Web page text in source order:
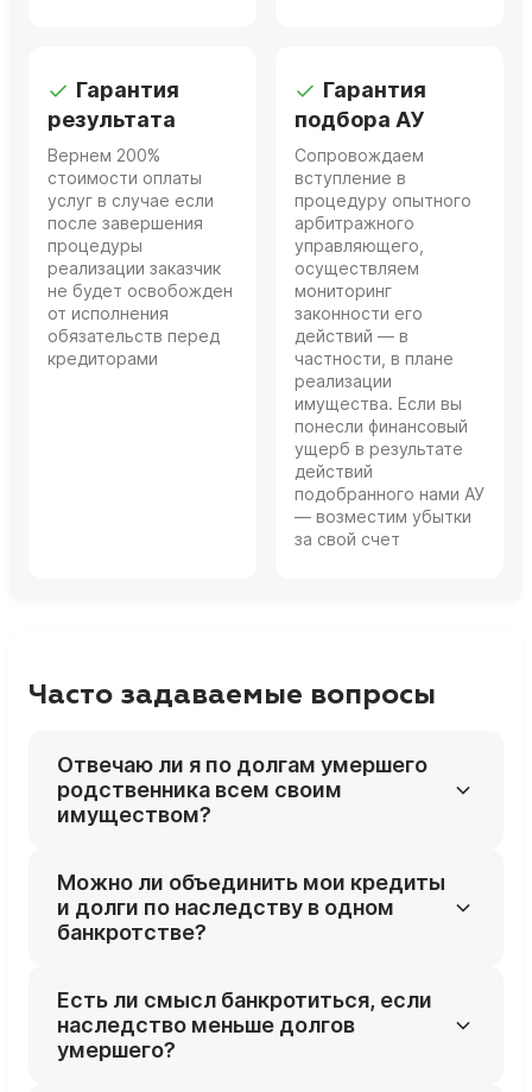
Гарантия
результата
Вернем 200%
стоимости оплаты
услуг в случае если
после завершения
процедуры
реализации заказчик
не будет освобожден
от исполнения
обязательств перед
кредиторами
Гарантия
подбора АУ
Сопровождаем
вступление в
процедуру опытного
арбитражного
управляющего,
осуществляем
мониторинг
законности его
действий — в
частности, в плане
реализации
имущества. Если вы
понесли финансовый
ущерб в результате
действий
подобранного нами АУ
— возместим убытки
за свой счет
Часто задаваемые вопросы
Отвечаю ли я по долгам умершего
родственника всем своим
имуществом?
наследодателя только в пределах
стоимости перешедшего к вам наследства.
Можно ли объединить мои кредиты
и долги по наследству в одном
банкротстве?
обязательства умершего становятся частью
ваших долгов, и их можно заявить в одной
процедуре банкротства.
Есть ли смысл банкротиться, если
наследство меньше долгов
умершего?